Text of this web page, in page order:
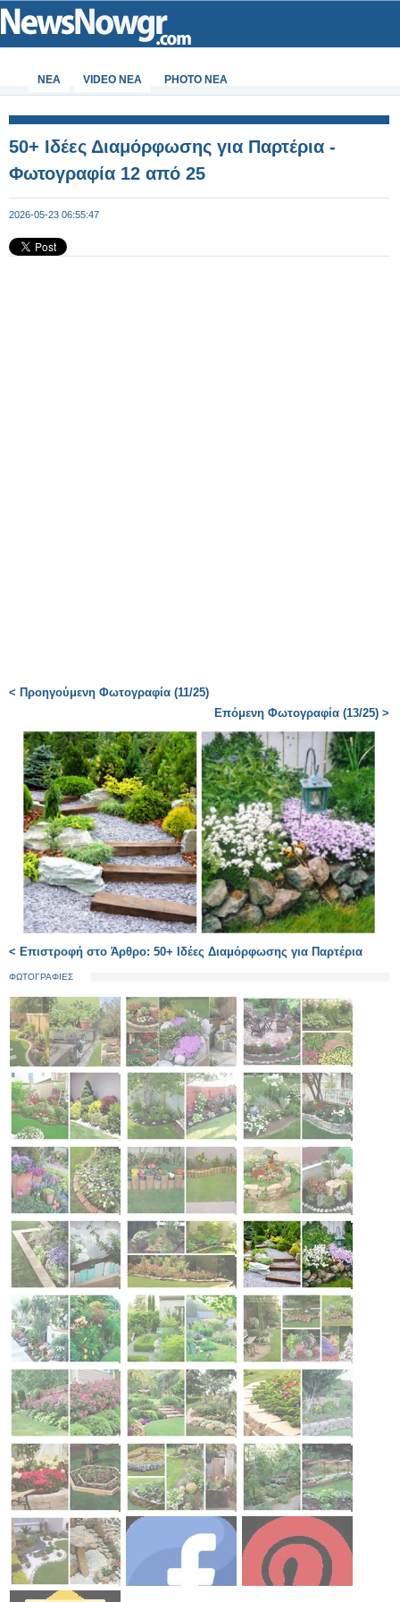
ΝΕΑ VIDEO NEA PHOTO NEA
50+ Ιδέες Διαμόρφωσης για Παρτέρια -
Φωτογραφία 12 από 25
2026-05-23 06:55:47
< Προηγούμενη Φωτογραφία (11/25)
Επόμενη Φωτογραφία (13/25) >
< Επιστροφή στο Άρθρο: 50+ Ιδέες Διαμόρφωσης για Παρτέρια
ΦΩΤΟΓΡΑΦΙΕΣ